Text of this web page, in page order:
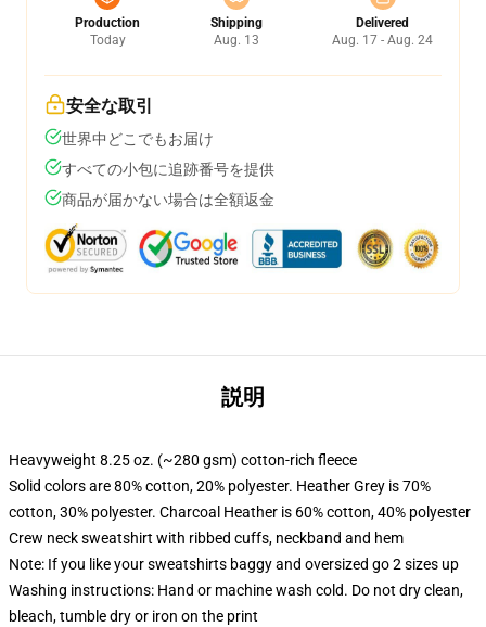
Production
Today
Shipping
Aug. 13
Delivered
Aug. 17 - Aug. 24
安全な取引
世界中どこでもお届け
すべての小包に追跡番号を提供
商品が届かない場合は全額返金
説明
Heavyweight 8.25 oz. (~280 gsm) cotton-rich fleece
Solid colors are 80% cotton, 20% polyester. Heather Grey is 70%
cotton, 30% polyester. Charcoal Heather is 60% cotton, 40% polyester
Crew neck sweatshirt with ribbed cuffs, neckband and hem
Note: If you like your sweatshirts baggy and oversized go 2 sizes up
Washing instructions: Hand or machine wash cold. Do not dry clean,
bleach, tumble dry or iron on the print